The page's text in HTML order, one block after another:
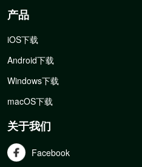
产品
iOS下载
Android下载
Windows下载
macOS下载
关于我们
Facebook